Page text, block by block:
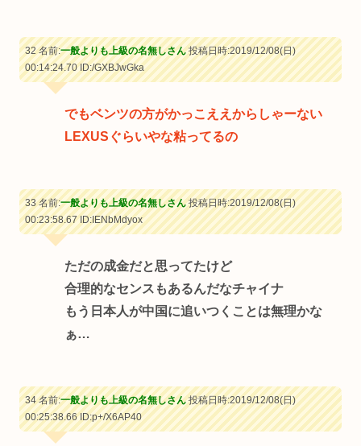
32 名前:一般よりも上級の名無しさん投稿日時:2019/12/08(日)
00:14:24.70ID:/GXBJwGka
でもベンツの方がかっこええからしゃーない
LEXUSぐらいやな粘ってるの
33 名前:一般よりも上級の名無しさん投稿日時:2019/12/08(日)
00:23:58.67ID:IENbMdyox
ただの成金だと思ってたけど
合理的なセンスもあるんだなチャイナ
もう日本人が中国に追いつくことは無理かな
ぁ…
34 名前:一般よりも上級の名無しさん投稿日時:2019/12/08(日)
00:25:38.66ID:p+/X6AP40